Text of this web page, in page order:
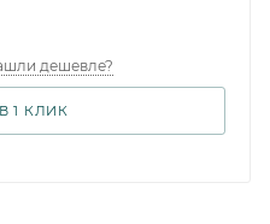
дешевле?
1 КЛИК